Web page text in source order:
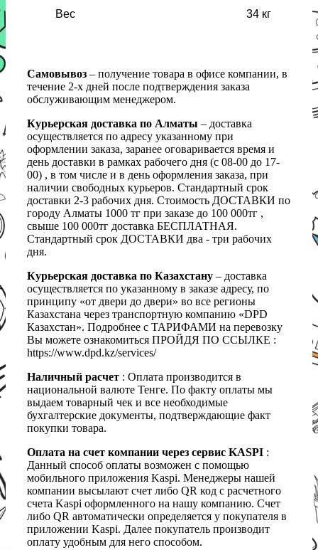
Вес 34 кг
Самовывоз – получение товара в офисе компании, в
течение 2-х дней после подтверждения заказа
обслуживающим менеджером.
Курьерская доставка по Алматы – доставка
осуществляется по адресу указанному при
оформлении заказа, заранее оговаривается время и
день доставки в рамках рабочего дня (с 08-00 до 17-
00) , в том числе и в день оформления заказа, при
наличии свободных курьеров. Стандартный срок
доставки 2-3 рабочих дня. Стоимость ДОСТАВКИ по
городу Алматы 1000 тг при заказе до 100 000тг ,
свыше 100 000тг доставка БЕСПЛАТНАЯ.
Стандартный срок ДОСТАВКИ два - три рабочих
дня.
Курьерская доставка по Казахстану – доставка
осуществляется по указанному в заказе адресу, по
принципу «от двери до двери» во все регионы
Казахстана через транспортную компанию «DPD
Казахстан». Подробнее с ТАРИФАМИ на перевозку
Вы можете ознакомиться ПРОЙДЯ ПО ССЫЛКЕ :
https://www.dpd.kz/services/
Наличный расчет : Оплата производится в
национальной валюте Тенге. По факту оплаты мы
выдаем товарный чек и все необходимые
бухгалтерские документы, подтверждающие факт
покупки товара.
Оплата на счет компании через сервис KASPI :
Данный способ оплаты возможен с помощью
мобильного приложения Kaspi. Менеджеры нашей
компании высылают счет либо QR код с расчетного
счета Kaspi оформленного на нашу компанию. Счет
либо QR автоматически определяется у покупателя в
приложении Kaspi. Далее покупатель производит
оплату удобным для него способом.